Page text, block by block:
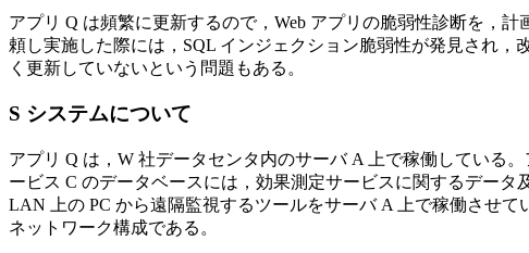
アプリ Q は頻繁に更新するので，Web アプリの脆弱性診断を，
頼し実施した際には，SQL インジェクション脆弱性が発見され
く更新していないという問題もある。
S システムについて
アプリ Q は，W 社データセンタ内のサーバ A 上で稼働している
ービス C のデータベースには，効果測定サービスに関するデー
LAN 上の PC から遠隔監視するツールをサーバ A 上で稼働させ
ネットワーク構成である。